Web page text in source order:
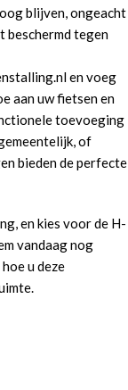
blijven, ongeacht
beschermd tegen
en voeg
aan uw fietsen en
toevoeging
of
bieden de perfecte
en kies voor de H-
vandaag nog
u deze